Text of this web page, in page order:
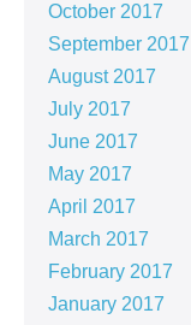
October 2017
September 2017
August 2017
July 2017
June 2017
May 2017
April 2017
March 2017
February 2017
January 2017